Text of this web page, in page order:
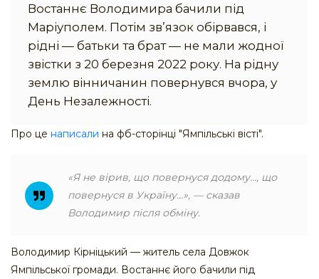
Востаннє Володимира бачили під
Маріуполем. Потім зв’язок обірвався, і
рідні — батьки та брат — не мали жодної
звістки з 20 березня 2022 року. На рідну
землю вінничанин повернувся вчора, у
День Незалежності.
Про це написали на фб-сторінці "Ямпільські вісті".
«Я не вірив, що повернуся додому…, що
повернуся в Україну…», — сказав
Володимир після обміну.
Володимир Кірніцький — житель села Довжок
Ямпільської громади. Востаннє його бачили під